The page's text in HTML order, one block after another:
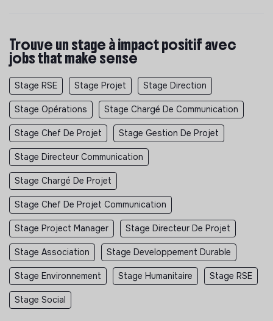
Trouve un stage à impact positif avec
jobs that make sense
Stage RSE Stage Projet Stage Direction
Stage Opérations Stage Chargé De Communication
Stage Chef De Projet Stage Gestion De Projet
Stage Directeur Communication
Stage Chargé De Projet
Stage Chef De Projet Communication
Stage Project Manager Stage Directeur De Projet
Stage Association Stage Developpement Durable
Stage Environnement Stage Humanitaire Stage RSE
Stage Social